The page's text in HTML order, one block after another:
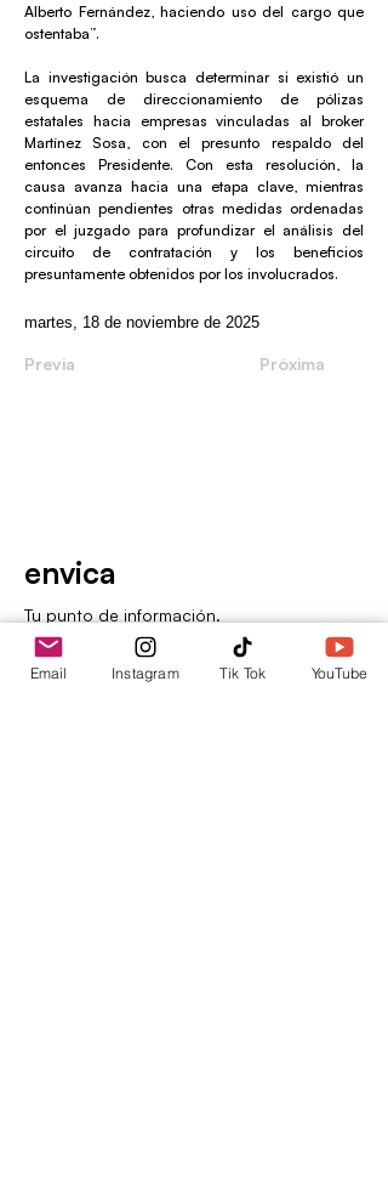
Alberto Fernández, haciendo uso del cargo que
ostentaba”.
La investigación busca determinar si existió un
esquema de direccionamiento de pólizas
estatales hacia empresas vinculadas al broker
Martínez Sosa, con el presunto respaldo del
entonces Presidente. Con esta resolución, la
causa avanza hacia una etapa clave, mientras
continúan pendientes otras medidas ordenadas
por el juzgado para profundizar el análisis del
circuito de contratación y los beneficios
presuntamente obtenidos por los involucrados.
martes, 18 de noviembre de 2025
Previa Próxima
envica
Tu punto de información.
Email Instagram Tik Tok YouTube